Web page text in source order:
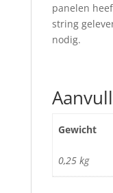
panelen
string
nodig.
Gewicht
0,25 kg